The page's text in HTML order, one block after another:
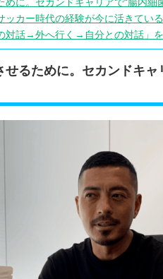
カー時代の経験が今に活きてい
対話→外へ行く→自分との対話」
るために。セカンドキ